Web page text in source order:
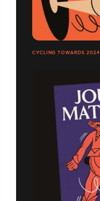
CYCLING TOWARDS 2024